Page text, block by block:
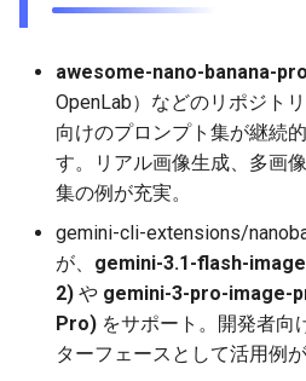
2025-11-29
2025-11-28
2025-11-27
2025-11-26
2025-11-25
awesome-nano-banana-
OpenLab）などのリポジト
向けのプロンプト集が継続
す。リアル画像生成、多画
集の例が充実。
gemini-cli-extensions/
が、 gemini-3.1-flash-
2) や gemini-3-pro-image-
Pro) をサポート。開発者向
ターフェースとして活用例